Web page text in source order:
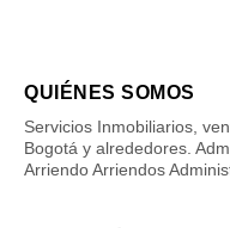
QUIÉNES SOMOS
Servicios Inmobiliarios,
Bogotá y alrededores.
Arriendo Arriendos